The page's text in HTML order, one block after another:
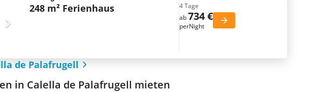
248 m² Ferienhaus
4 Tage
ab734 €
perNight
de Palafrugell
in Calella de Palafrugell mieten